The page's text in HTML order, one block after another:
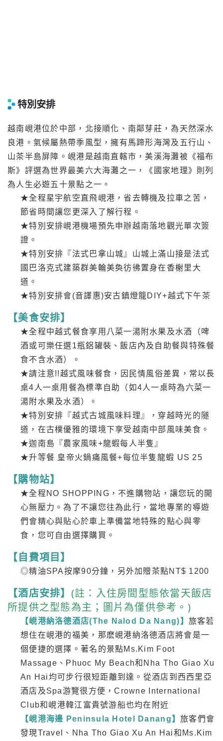
特別安排
越南峴港位於中部，北接順化、南鄰芽莊，為天然深水
良港。氣候屬熱帶季風型，擁有馬蹄形海灣及五行山、
山茶半島屏障。峴港是越南直轄市，美溪海灘被《福布
斯》評選為世界最美六大海灘之一，《國家地理》則列
為人生必遊五十景點之一。
★全程星宇航空直飛峴港，省去轉機及拉車之苦，
節省時間讓您更深入了解行程。
★特別安排峴港機場預先申辦越南落地觀光單次簽
證。
★特別安排『法式巴拿山城』山城上滿山接是法式
國巴洛克式建築群美輪美奐彷彿置身在香榭里大
道。
★特別安排會(音譯惠)安古鎮燈籠DIY+越式下午茶
【美食安排】
★全程中越式餐食享用八菜一湯附水果及水酒（啤
酒或可樂任選1瓶鋁罐裝、飯店內及自助餐與特殊餐
食不含水酒）。
★請注意!!越式風味餐食，因民情風俗差異，常以長
桌4人一桌用餐為標準自助（如4人一桌時為六菜一
湯附水果及水酒）。
★特別安排『越式古城風味料理』，穿越時光的隧
道，在古樸優雅的環境下享受越南中部風味美食。
★迦南島『農家風味+龍蝦每人半隻』
★升等餐 皇帝火鍋痛風餐+每位半隻龍蝦 US 25
【購物站】
★全程NO SHOPPING，不進購物站，讓您玩的開
心無壓力。為了不讓您往為此行，當地專業的導遊
們會精心與貼心於車上準備當地特殊的點心與零
食，您可自由選擇購買。
【自費項目】
◎精油SPA按摩90分鐘，另外加贈茶點NT$ 1200
【酒店安排】 (註：入住房間型態依當天飯店
所提供之型態為主；圖片為僅供參考。)
【峴港納洛德酒店(The Nalod Da Nang)】 旅客若
想住在峴港的福美，那麽峴港納洛德酒店將會是一
個便捷的選擇。著名的景點Ms.Kim Foot
Massage、Phuoc My Beach和Nha Tho Giao Xu
An Hai均可步行很短距離到達。從酒店到西西里亞
酒店及Spa游覽很方便，Crowne International
Club和峴港韓江富貴號游船也均在附近
【峴港海邊 Peninsula Hotel Danang】旅客們會
發現Travel、Nha Tho Giao Xu An Hai和Ms.Kim